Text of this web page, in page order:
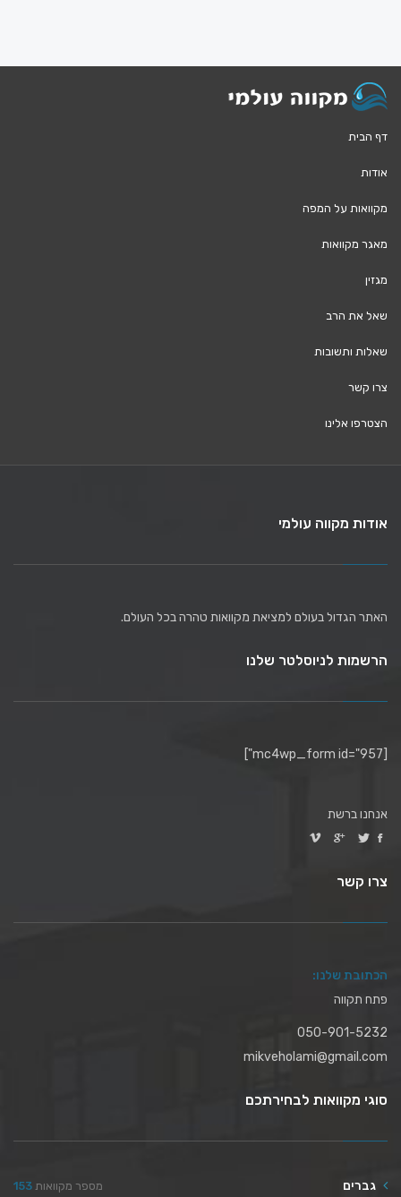
דף הבית
אודות
מקוואות על המפה
מאגר מקוואות
מגזין
שאל את הרב
שאלות ותשובות
צרו קשר
הצטרפו אלינו
אודות מקווה עולמי
האתר הגדול בעולם למציאת מקוואות טהרה בכל העולם.
הרשמות לניוסלטר שלנו
[mc4wp_form id="957"]
אנחנו ברשת
צרו קשר
הכתובת שלנו:
פתח תקווה
050-901-5232
mikveholami@gmail.com
סוגי מקוואות לבחירתכם
גברים 153 מספר מקוואות